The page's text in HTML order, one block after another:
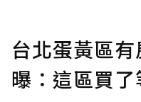
台北蛋黃區
曝：這區買